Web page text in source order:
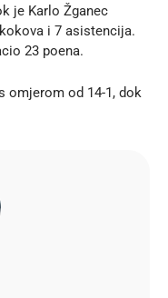
je Karlo Žganec
i 7 asistencija.
23 poena.
omjerom od 14-1, dok